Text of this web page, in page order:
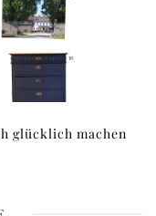
glücklich machen